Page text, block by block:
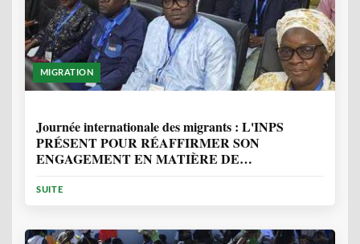
MIGRATION
Journée internationale des migrants : L'INPS
PRÉSENT POUR RÉAFFIRMER SON
ENGAGEMENT EN MATIÈRE DE
SUITE